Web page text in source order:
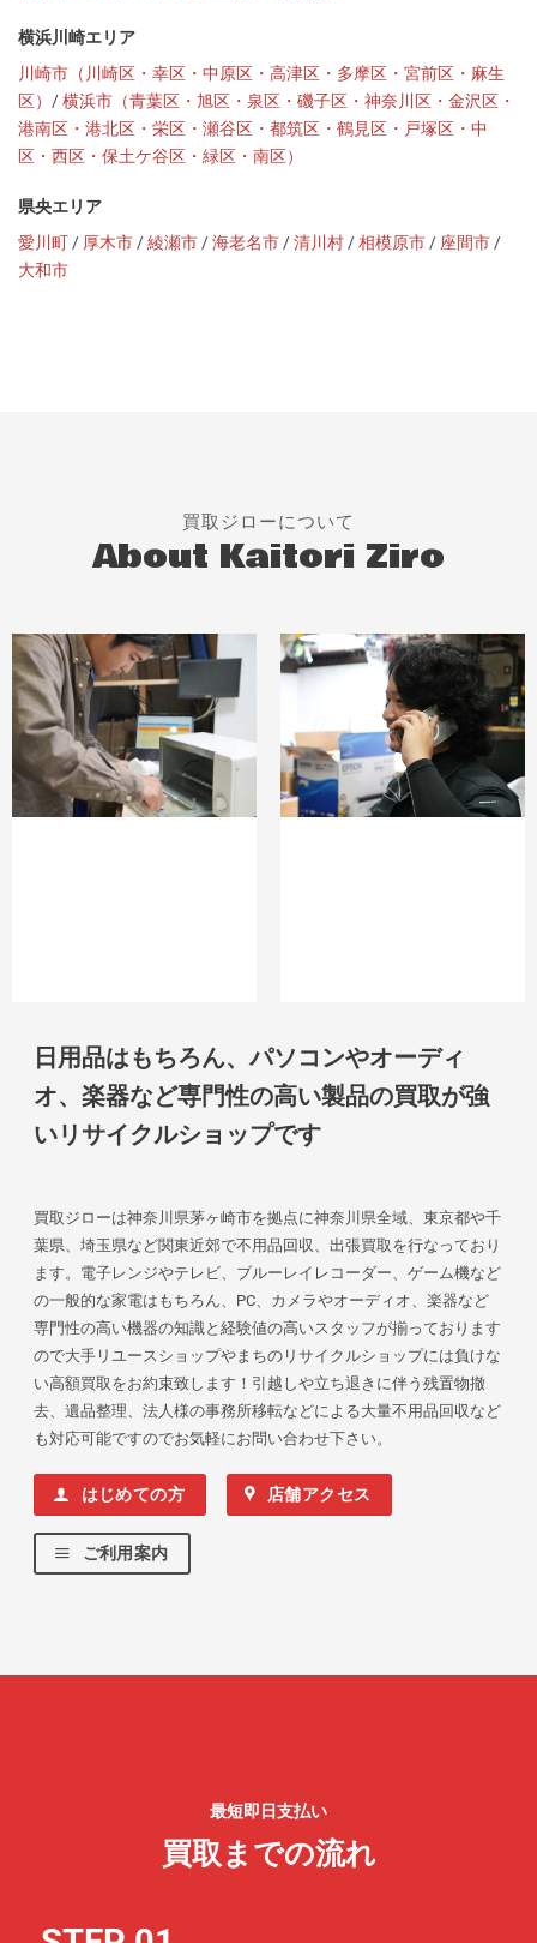
横浜川崎エリア
川崎市（川崎区・幸区・中原区・高津区・多摩区・宮前区・麻生
区） /横浜市（青葉区・旭区・泉区・磯子区・神奈川区・金沢区・
港南区・港北区・栄区・瀬谷区・都筑区・鶴見区・戸塚区・中
区・西区・保土ケ谷区・緑区・南区）
県央エリア
愛川町/ 厚木市/綾瀬市/海老名市/清川村/相模原市/ 座間市/
大和市
買取ジローについて
About Kaitori Ziro
日用品はもちろん、パソコンやオーディ
オ、楽器など専門性の高い製品の買取が強
いリサイクルショップです
買取ジローは神奈川県茅ヶ崎市を拠点に神奈川県全域、東京都や千
葉県、埼玉県など関東近郊で不用品回収、出張買取を行なっており
ます。電子レンジやテレビ、ブルーレイレコーダー、ゲーム機など
の一般的な家電はもちろん、PC、カメラやオーディオ、楽器など
専門性の高い機器の知識と経験値の高いスタッフが揃っております
ので大手リユースショップやまちのリサイクルショップには負けな
い高額買取をお約束致します！引越しや立ち退きに伴う残置物撤
去、遺品整理、法人様の事務所移転などによる大量不用品回収など
も対応可能ですのでお気軽にお問い合わせ下さい。
はじめての方 店舗アクセス
ご利用案内
最短即日支払い
買取までの流れ